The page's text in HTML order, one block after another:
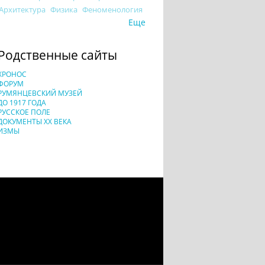
Физика Феноменология
Еще
сайты
МУЗЕЙ
1917 ГОДА
ПОЛЕ
XX ВЕКА